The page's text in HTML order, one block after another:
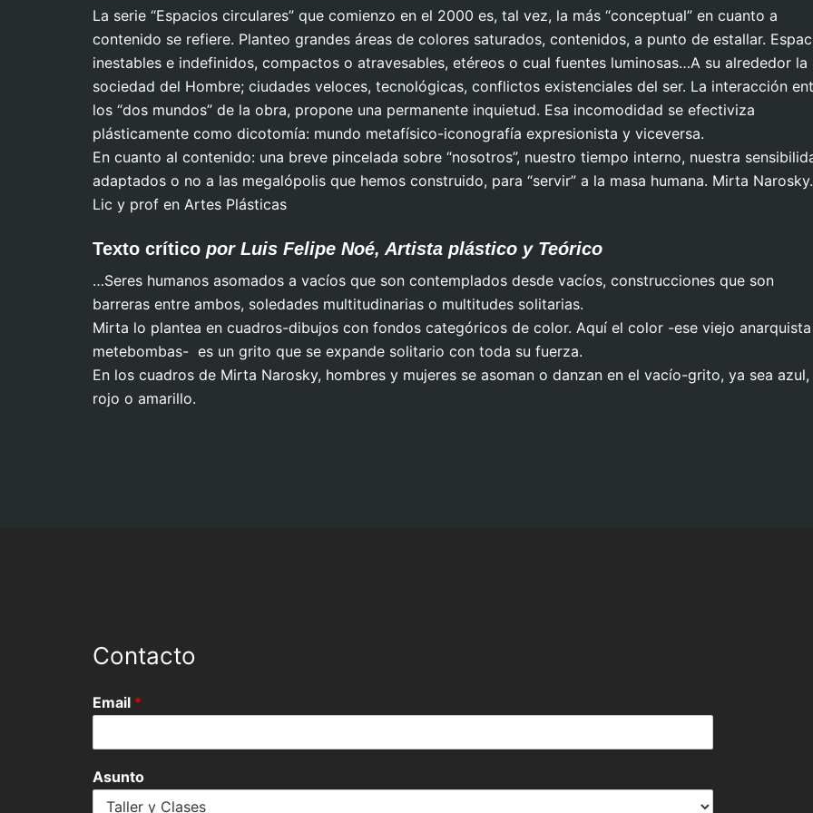
Cacerolazo Al abismo IV, Cuatríptico Al abismo I
La serie “Espacios circulares” que comienzo en el 2000 es, tal vez, la más “conceptual” en cuanto a
contenido se refiere. Planteo grandes áreas de colores saturados, contenidos, a punto de estallar.
inestables e indefinidos, compactos o atravesables, etéreos o cual fuentes luminosas…A su alrededor la
sociedad del Hombre; ciudades veloces, tecnológicas, conflictos existenciales del ser. La interacción
los “dos mundos” de la obra, propone una permanente inquietud. Esa incomodidad se efectiviza
plásticamente como dicotomía: mundo metafísico-iconografía expresionista y viceversa.
En cuanto al contenido: una breve pincelada sobre “nosotros”, nuestro tiempo interno, nuestra
adaptados o no a las megalópolis que hemos construido, para “servir” a la masa humana. Mirta Narosky.
Lic y prof en Artes Plásticas
Texto crítico por Luis Felipe Noé, Artista plástico y Teórico
…Seres humanos asomados a vacíos que son contemplados desde vacíos, construcciones que son
barreras entre ambos, soledades multitudinarias o multitudes solitarias.
Mirta lo plantea en cuadros-dibujos con fondos categóricos de color. Aquí el color -ese viejo anarquista
metebombas- es un grito que se expande solitario con toda su fuerza.
En los cuadros de Mirta Narosky, hombres y mujeres se asoman o danzan en el vacío-grito, ya sea azul,
rojo o amarillo.
Contacto
Email *
Asunto